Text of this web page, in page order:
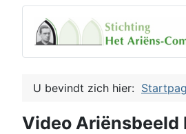
U bevindt zich hier:
Video Ariënsbeeld